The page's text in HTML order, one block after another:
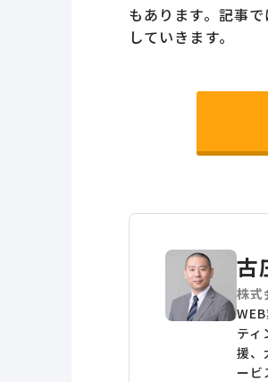
もあります。記事
していきます。
古
株式
ティ
援、
ービ